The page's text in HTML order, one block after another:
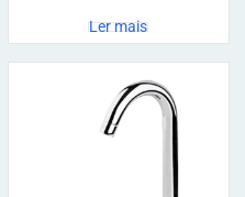
Ler mais